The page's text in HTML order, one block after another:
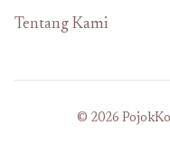
Tentang Kami
© 2026